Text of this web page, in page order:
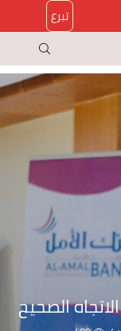
تبرع
الصحيح